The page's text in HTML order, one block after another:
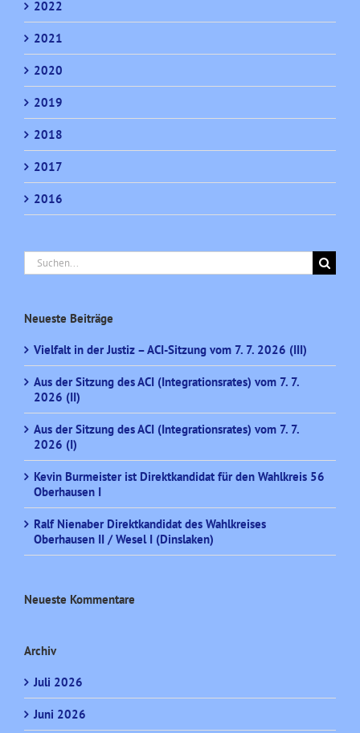
2022
2021
2020
2019
2018
2017
2016
Suche
nach:
Neueste Beiträge
Vielfalt in der Justiz – ACI-Sitzung vom 7. 7. 2026 (III)
Aus der Sitzung des ACI (Integrationsrates) vom 7. 7.
2026 (II)
Aus der Sitzung des ACI (Integrationsrates) vom 7. 7.
2026 (I)
Kevin Burmeister ist Direktkandidat für den Wahlkreis 56
Oberhausen I
Ralf Nienaber Direktkandidat des Wahlkreises
Oberhausen II / Wesel I (Dinslaken)
Neueste Kommentare
Archiv
Juli 2026
Juni 2026